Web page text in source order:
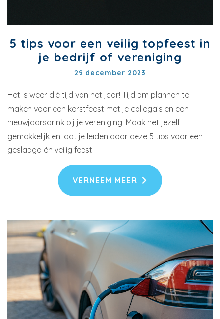
5 tips voor een veilig topfeest in
je bedrijf of vereniging
29 december 2023
Het is weer dié tijd van het jaar! Tijd om plannen te
maken voor een kerstfeest met je collega’s en een
nieuwjaarsdrink bij je vereniging. Maak het jezelf
gemakkelijk en laat je leiden door deze 5 tips voor een
geslaagd én veilig feest.
VERNEEM MEER